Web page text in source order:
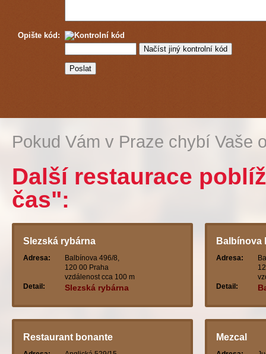
Opište kód:
Pokud Vám v Praze chybí Vaše
Další restaurace
čas":
Slezská rybárna
Adresa:
Balbínova 496/8,
120 00 Praha
vzdálenost cca 100 m
Detail:
Slezská rybárna
Balbínova
Adresa:
Detail:
Restaurant bonante Mezcal